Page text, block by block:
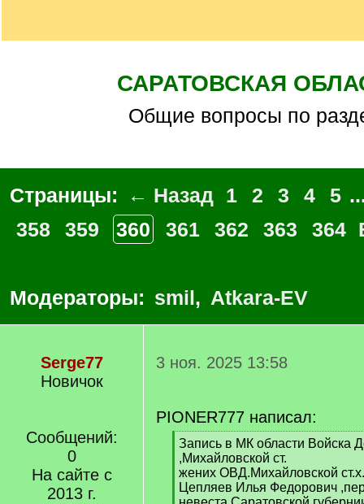
САРАТОВСКАЯ
Общие вопросы по
Страницы: ← Назад 1 2 3 4 5
358
359 360 361 362 363 364
Модераторы: smil, Atkara-EV
Serge77
Новичок
Сообщений:
0
На сайте с
2013 г.
3 ноя. 2025 13:58
PIONER777 написал:
[
q
]
Запись в МК области Войска
,Михайловской ст.
жених ОВД.Михайловской
Цепляев Илья Федорович